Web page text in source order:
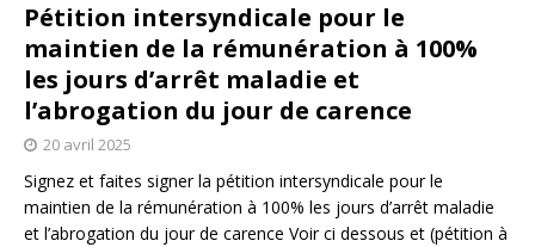
Pétition intersyndicale pour le
maintien de la rémunération à 100%
les jours d’arrêt maladie et
l’abrogation du jour de carence
20 avril 2025
Signez et faites signer la pétition intersyndicale pour le
maintien de la rémunération à 100% les jours d’arrêt maladie
et l’abrogation du jour de carence Voir ci dessous et (pétition à